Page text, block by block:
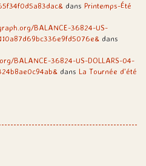
dans Printemps-Été
BALANCE-36824-US-
dans
BALANCE-36824-US-DOLLARS-04-
dans La Tournée d’été